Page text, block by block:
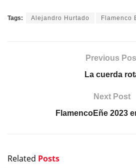
Tags: Alejandro Hurtado Flamenco
Previous
La cuerda
Next Post
FlamencoEñe 2023
Related Posts